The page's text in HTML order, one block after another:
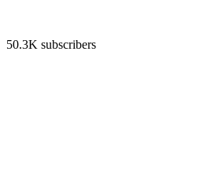
50.3K subscribers